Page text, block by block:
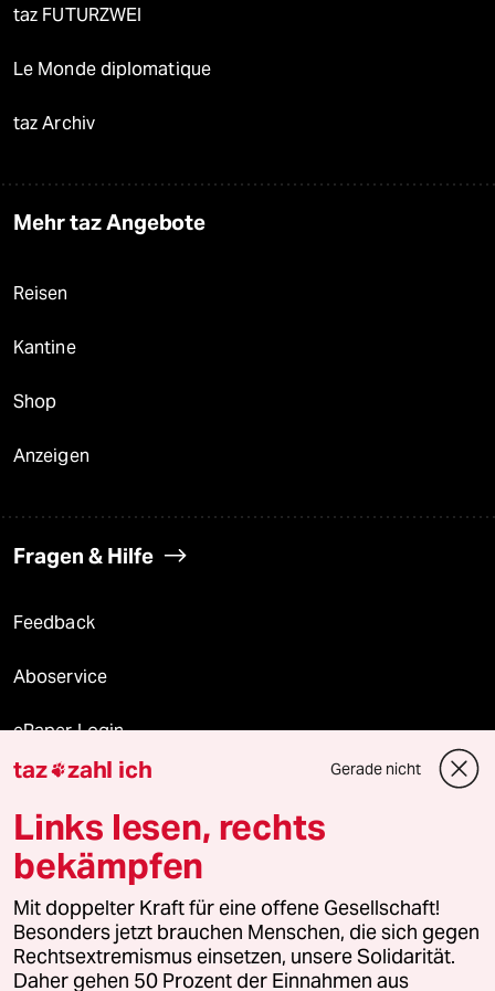
taz FUTURZWEI
Le Monde diplomatique
taz Archiv
Mehr taz Angebote
Reisen
Kantine
Shop
Anzeigen
Fragen & Hilfe
Feedback
Aboservice
ePaper Login
Downloads für Abonnierende
© 2026 taz Verlags und Vertriebs GmbH
Alle Rechte vorbehalten. Bei rechtlichen Fragen oder für Genehmigungen
wenden Sie sich bitte an lizenzen@taz.de
taz zahl ich Gerade nicht
Links lesen, rechts
bekämpfen
Mit doppelter Kraft für eine offene Gesellschaft!
Besonders jetzt brauchen Menschen, die sich gegen
Rechtsextremismus einsetzen, unsere Solidarität.
Daher gehen 50 Prozent der Einnahmen aus